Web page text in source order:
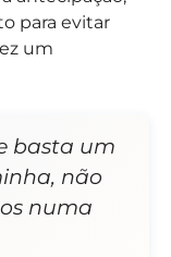
para evitar
um
basta um
não
numa